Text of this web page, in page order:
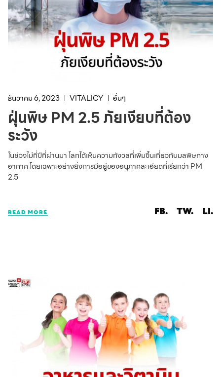
ธันวาคม 6, 2023 VITALICY อื่นๆ
ฝุ่นพิษ PM 2.5 ภัยเงียบที่ต้อง
ระวัง
ในช่วงไม่กี่ปีที่ผ่านมา โลกได้เห็นความกังวลที่เพิ่มขึ้นเกี่ยวกับมลพิษทาง
อากาศ โดยเฉพาะอย่างยิ่งการมีอยู่ของอนุภาคละเอียดที่เรียกว่า PM
2.5
READ MORE FB. TW. LI.